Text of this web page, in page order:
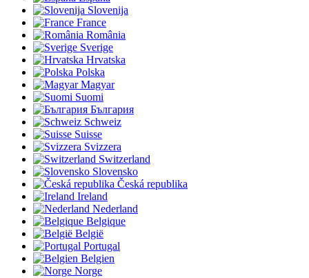
Slovenija
France
România
Sverige
Hrvatska
Polska
Magyar
Suomi
България
Schweiz
Suisse
Svizzera
Switzerland
Slovensko
Česká republika
Ireland
Nederland
Belgique
België
Portugal
Belgien
Norge